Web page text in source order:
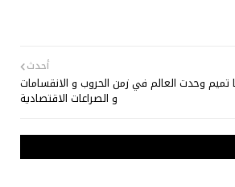
أحدث
تميم وحدت العالم في زمن الحروب و الانقسامات
و الصراعات الاقتصادية